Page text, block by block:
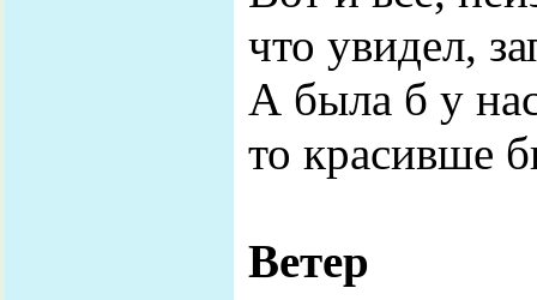
что увидел,
А была б у
то красивше
Ветер